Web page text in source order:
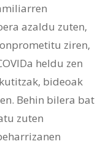
azaldu zuten,
ziren,
heldu zen
bideoak
Behin bilera bat
zuten